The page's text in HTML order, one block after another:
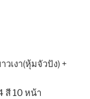
เงา(หุ้มจัวปัง) +
สี 10 หน้า